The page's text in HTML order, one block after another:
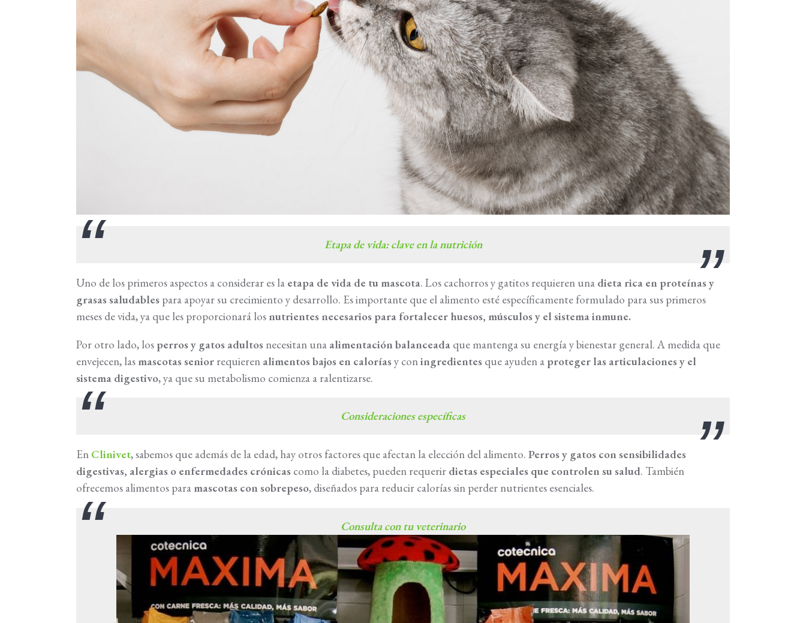
Etapa de vida: clave en la nutrición
Uno de los primeros aspectos a considerar es la etapa de vida de tu mascota. Los cachorros y gatitos requieren una dieta rica en proteínas y
grasas saludables para apoyar su crecimiento y desarrollo. Es importante que el alimento esté específicamente formulado para sus primeros
meses de vida, ya que les proporcionará los nutrientes necesarios para fortalecer huesos, músculos y el sistema inmune.
Por otro lado, los perros y gatos adultos necesitan una alimentación balanceada que mantenga su energía y bienestar general. A medida que
envejecen, las mascotas senior requieren alimentos bajos en caloríasy coningredientes que ayuden a proteger las articulaciones y el
sistema digestivo, ya que su metabolismo comienza a ralentizarse.
Consideraciones específicas
En Clinivet, sabemos que además de la edad, hay otros factores que afectan la elección del alimento.Perros y gatos con sensibilidades
digestivas, alergias o enfermedades crónicas como la diabetes, pueden requerir dietas especiales que controlen su salud. También
ofrecemos alimentos para mascotas con sobrepeso, diseñados para reducir calorías sin perder nutrientes esenciales.
Consulta con tu veterinario